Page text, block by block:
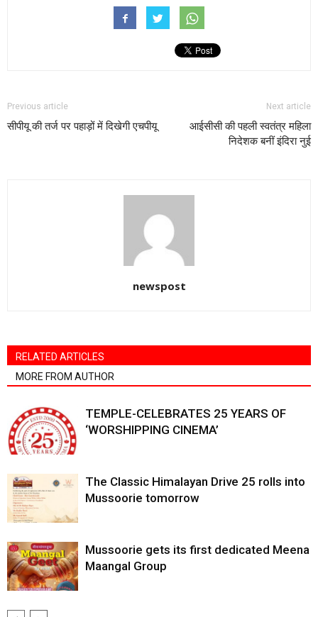
Previous article
सीपीयू की तर्ज पर पहाड़ों में दिखेगी एचपीयू
Next article
आईसीसी की पहली स्वतंत्र महिला
निदेशक बनीं इंदिरा नुई
newspost
RELATED ARTICLES
MORE FROM AUTHOR
TEMPLE-CELEBRATES 25 YEARS OF
‘WORSHIPPING CINEMA’
The Classic Himalayan Drive 25 rolls into
Mussoorie tomorrow
Mussoorie gets its first dedicated Meena
Maangal Group